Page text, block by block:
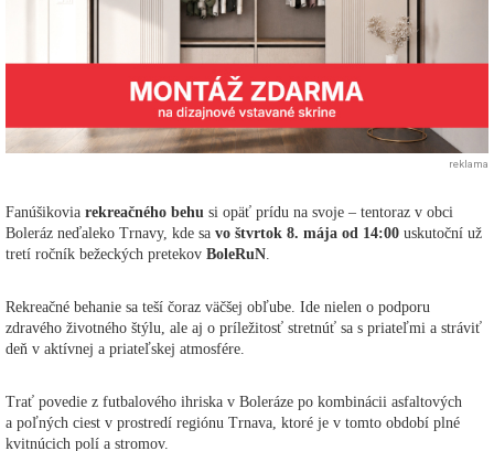
reklama
Fanúšikovia rekreačného behu si opäť prídu na svoje – tentoraz v obci
Boleráz neďaleko Trnavy, kde sa vo štvrtok 8. mája od 14:00 uskutoční už
tretí ročník bežeckých pretekov BoleRuN
Rekreačné behanie sa teší čoraz väčšej obľube. Ide nielen o podporu
zdravého životného štýlu, ale aj o príležitosť stretnúť sa s priateľmi a stráviť
deň v aktívnej a priateľskej atmosfére.
Trať povedie z futbalového ihriska v Boleráze po kombinácii asfaltových
a poľných ciest v prostredí regiónu Trnava, ktoré je v tomto období plné
kvitnúcich polí a stromov.